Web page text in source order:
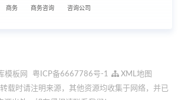
商务 商务咨询 咨询公司
模板网 粤ICP备6667786号-1
XML地图
载时请注明来源，其他资源均收集于网络，并已